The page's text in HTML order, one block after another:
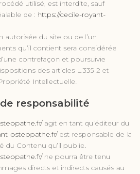
utilisé, est interdite, sauf
de : https://cecile-royant-
autorisée du site ou de l’un
qu’il contient sera considérée
contrefaçon et poursuivie
des articles L.335-2 et
Intellectuelle.
responsabilité
agit en tant qu’éditeur du
osteopathe.fr/est responsable de la
du Contenu qu’il publie.
ne pourra être tenu
directs et indirects causés au